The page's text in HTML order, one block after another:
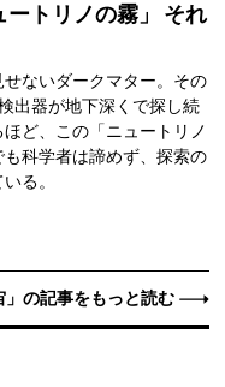
ートリノの霧」
それ
ないダークマター。その
出器が地下深くで探し続
ど、この「ニュートリノ
科学者は諦めず、探索の
る。
」の記事をもっと読む